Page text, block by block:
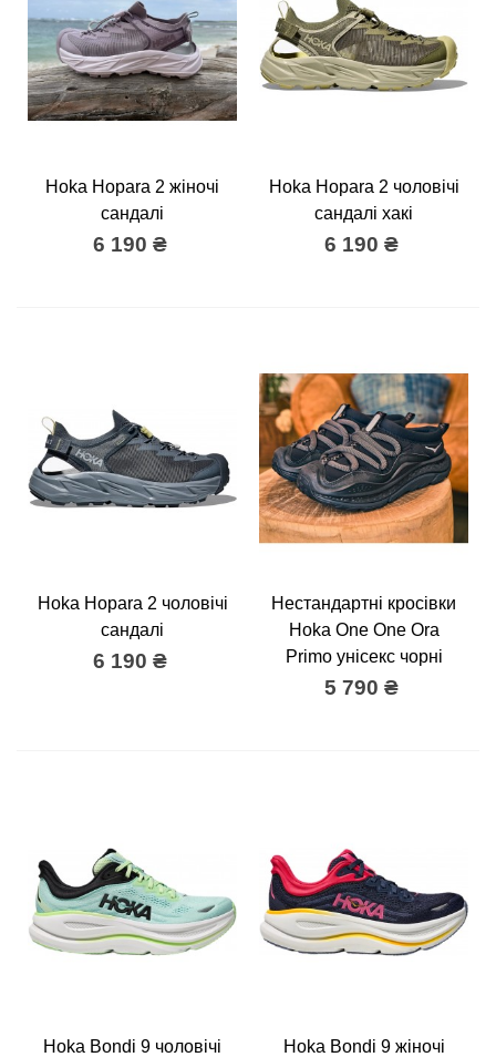
Hoka Hopara 2 жіночі
сандалі
6 190 ₴
Hoka Hopara 2 чоловічі
сандалі хакі
6 190 ₴
Hoka Hopara 2 чоловічі
сандалі
6 190 ₴
Нестандартні кросівки
Hoka One One Ora
Primo унісекс чорні
5 790 ₴
Hoka Bondi 9 чоловічі Hoka Bondi 9 жіночі